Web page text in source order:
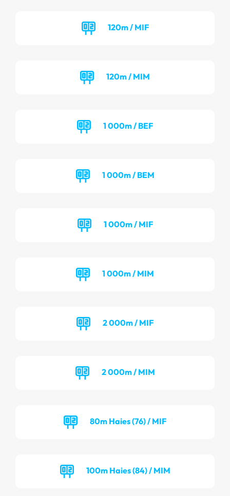
120m / MIF
120m / MIM
1 000m / BEF
1 000m / BEM
1 000m / MIF
1 000m / MIM
2 000m / MIF
2 000m / MIM
80m Haies (76) / MIF
100m Haies (84) / MIM